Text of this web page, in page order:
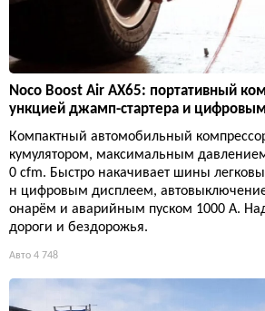
Noco Boost Air AX65: портативный
ункцией джамп-стартера и
Компактный автомобильный
кумулятором, максимальным
0 cfm. Быстро накачивает шины
н цифровым дисплеем,
онарём и аварийным пуском 1000 А.
дороги и бездорожья.
Авто 4 748